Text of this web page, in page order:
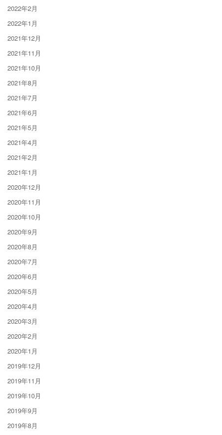
2022年2月
2022年1月
2021年12月
2021年11月
2021年10月
2021年8月
2021年7月
2021年6月
2021年5月
2021年4月
2021年2月
2021年1月
2020年12月
2020年11月
2020年10月
2020年9月
2020年8月
2020年7月
2020年6月
2020年5月
2020年4月
2020年3月
2020年2月
2020年1月
2019年12月
2019年11月
2019年10月
2019年9月
2019年8月